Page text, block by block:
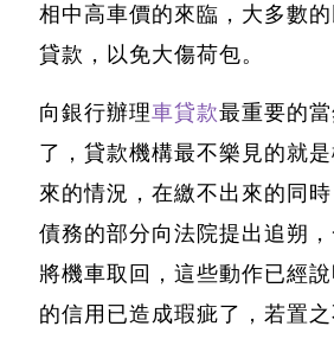
相中高車價的來臨，大多數
貸款，以免大傷荷包。
向銀行辦理車貸款最重要的
了， 貸款機構最不樂見的就
來的情況 ，在繳不出來的同
債務的部分向法院提出追朔
將機車取回，這些動作已經
的信用已造成瑕疵了，若置